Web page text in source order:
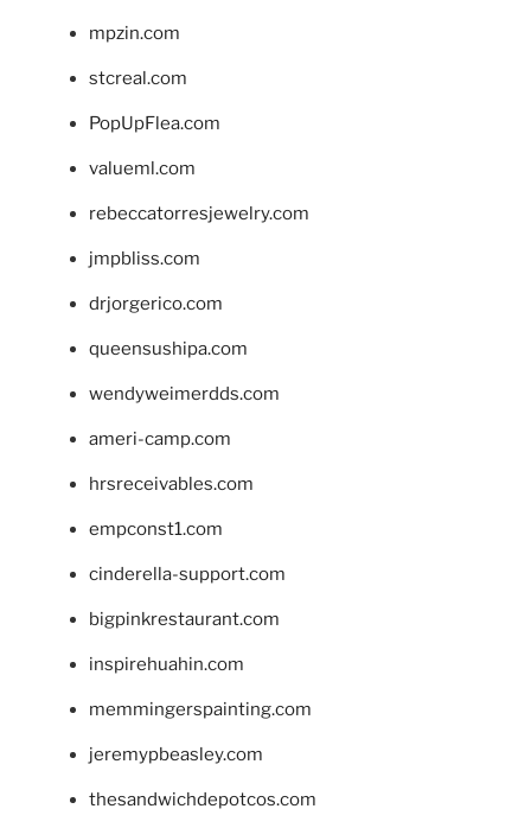
mpzin.com
stcreal.com
PopUpFlea.com
valueml.com
rebeccatorresjewelry.com
jmpbliss.com
drjorgerico.com
queensushipa.com
wendyweimerdds.com
ameri-camp.com
hrsreceivables.com
empconst1.com
cinderella-support.com
bigpinkrestaurant.com
inspirehuahin.com
memmingerspainting.com
jeremypbeasley.com
thesandwichdepotcos.com